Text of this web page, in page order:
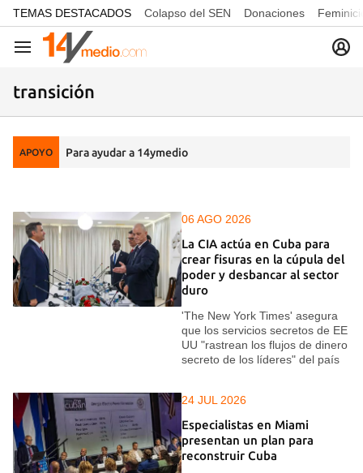
common.go-to-content
TEMAS DESTACADOS Colapso del SEN Donaciones
Navegación
transición
APOYO Para ayudar a 14ymedio
06 AGO 2026
La CIA actúa en Cuba para
crear fisuras en la cúpula del
poder y desbancar al sector
duro
'The New York Times' asegura
que los servicios secretos de EE
UU "rastrean los flujos de dinero
secreto de los líderes" del país
24 JUL 2026
Especialistas en Miami
presentan un plan para
reconstruir Cuba